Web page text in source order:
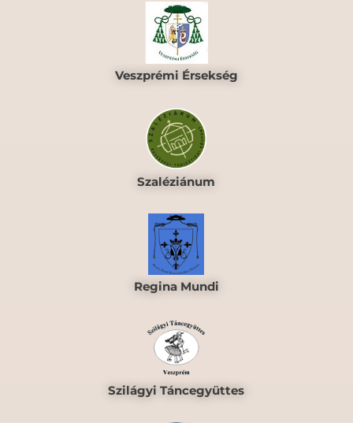
Veszprémi Érsekség
Szaléziánum
Regina Mundi
Szilágyi Táncegyüttes